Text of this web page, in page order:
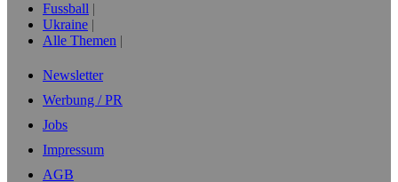
Fussball
Ukraine
Alle Themen
Newsletter
Werbung / PR
Jobs
Impressum
AGB